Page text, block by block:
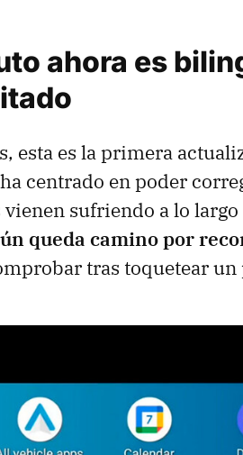
ahora es
esta es la primera
centrado en poder
sufriendo a lo
queda camino por
tras toquetear un